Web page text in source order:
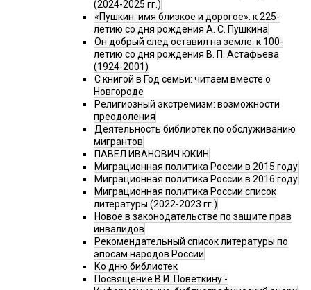
(2024-2025 гг.)
«Пушкин: имя близкое и дорогое»: к 225-
летию со дня рождения А. С. Пушкина
Он добрый след оставил на земле: к 100-
летию со дня рождения В. П. Астафьева
(1924-2001)
С книгой в Год семьи: читаем вместе о
Новгороде
Религиозный экстремизм: возможности
преодоления
Деятельность библиотек по обслуживанию
мигрантов
ПАВЕЛ ИВАНОВИЧ ЮКИН
Миграционная политика России в 2015 году
Миграционная политика России в 2016 году
Миграционная политика России список
литературы (2022-2023 гг.)
Новое в законодательстве по защите прав
инвалидов
Рекомендательный список литературы по
эпосам народов России
Ко дню библиотек
Посвящение В.И. Поветкину -